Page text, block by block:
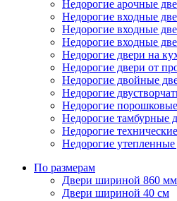
Недорогие арочные
Недорогие входные
Недорогие входные
Недорогие входные
Недорогие двери на
Недорогие двери от
Недорогие двойные
Недорогие
Недорогие
Недорогие тамбурные
Недорогие
Недорогие утепленные
По размерам
Двери шириной 860 мм
Двери шириной 40 см